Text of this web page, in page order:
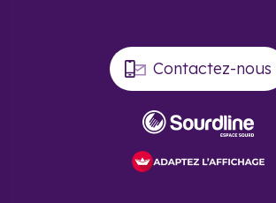
Contactez-nous